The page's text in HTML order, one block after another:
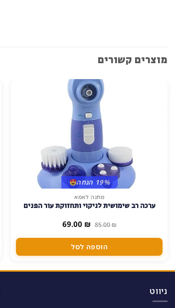
מוצרים קשורים
19% הנחה
מתנה לאמא
ערכה רב שימושית לניקוי ותחזוקת עור הפנים
85.00₪ המחיר
המקורי
היה:
85.00 ₪.
69.00 ₪ המחיר
הוא:
הוספה לסל
ניווט